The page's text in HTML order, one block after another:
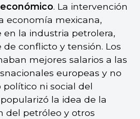
. La intervención
economía mexicana,
la industria petrolera,
conflicto y tensión. Los
mejores salarios a las
europeas y no
político ni social del
la idea de la
del petróleo y otros